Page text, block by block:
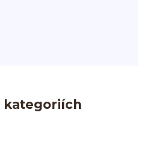
kategoriích